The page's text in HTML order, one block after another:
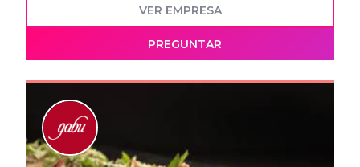
VER EMPRESA
PREGUNTAR